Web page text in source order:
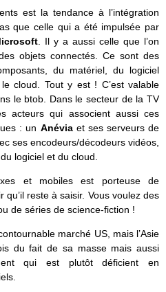
est la tendance à l’intégration
que celle qui a été impulsée par
. Il y a aussi celle que l’on
objets connectés. Ce sont des
du matériel, du logiciel
cloud. Tout y est ! C’est valable
le btob. Dans le secteur de la TV
acteurs qui associent aussi ces
: un Anéviaet ses serveurs de
ses encodeurs/décodeurs vidéos,
logiciel et du cloud.
et mobiles est porteuse de
reste à saisir. Vous voulez des
de séries de science-fiction !
marché US, mais l’Asie
du fait de sa masse mais aussi
qui est plutôt déficient en